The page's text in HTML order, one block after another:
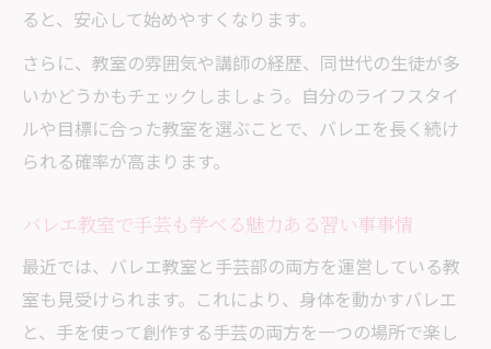
ると、安心して始めやすくなります。
さらに、教室の雰囲気や講師の経歴、同世代の生徒が多
いかどうかもチェックしましょう。自分のライフスタイ
ルや目標に合った教室を選ぶことで、バレエを長く続け
られる確率が高まります。
バレエ教室で手芸も学べる魅力ある習い事事情
最近では、バレエ教室と手芸部の両方を運営している教
室も見受けられます。これにより、身体を動かすバレエ
と、手を使って創作する手芸の両方を一つの場所で楽し